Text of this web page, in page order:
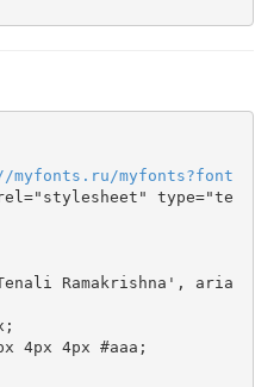
myfonts . ru/myfonts?font
type="te
Ramakrishna', aria
4px 4px #aaa;